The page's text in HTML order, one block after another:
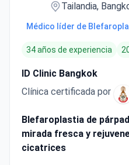
Tailandia,
Médico líder de
34 años de experiencia
ID Clinic Bangkok
Clínica certificada por
Blefaroplastia de
mirada fresca y
cicatrices